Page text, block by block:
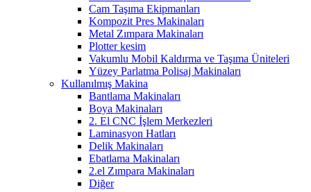
Cam Taşıma Ekipmanları
Kompozit Pres Makinaları
Metal Zımpara Makinaları
Plotter kesim
Vakumlu Mobil Kaldırma ve Taşıma Üniteleri
Yüzey Parlatma Polisaj Makinaları
Kullanılmış Makina
Bantlama Makinaları
Boya Makinaları
2. El CNC İşlem Merkezleri
Laminasyon Hatları
Delik Makinaları
Ebatlama Makinaları
2.el Zımpara Makinaları
Diğer